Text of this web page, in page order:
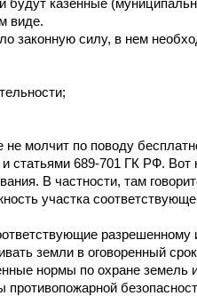
будут казенные
виде.
законную силу, в нем
не молчит по поводу
статьями 689-701 ГК РФ. Вот
В частности, там
участка
разрешенному
земли в оговоренный
нормы по охране земель